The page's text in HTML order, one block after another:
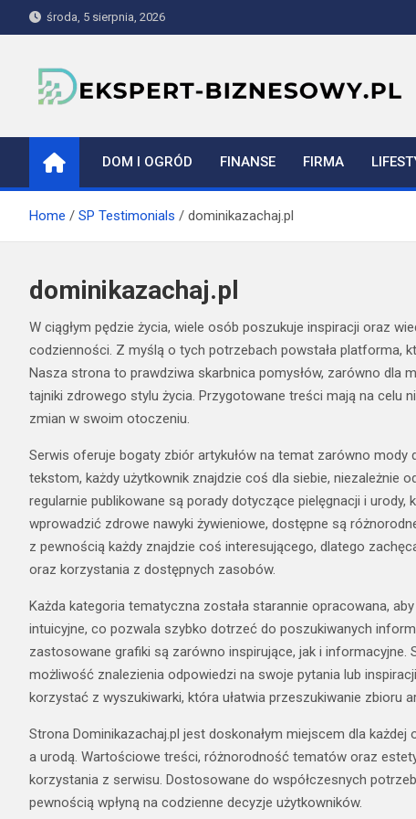
to
środa, 5 sierpnia, 2026
ekspert-biznesowy.pl
DOM I OGRÓD FINANSE FIRMA
Home SP Testimonials dominikazachaj.pl
dominikazachaj.pl
W ciągłym pędzie życia, wiele osób poszukuje inspiracji oraz
codzienności. Z myślą o tych potrzebach powstała platforma,
Nasza strona to prawdziwa skarbnica pomysłów, zarówno dla
tajniki zdrowego stylu życia. Przygotowane treści mają na celu
zmian w swoim otoczeniu.
Serwis oferuje bogaty zbiór artykułów na temat zarówno mody
tekstom, każdy użytkownik znajdzie coś dla siebie, niezależnie
regularnie publikowane są porady dotyczące pielęgnacji i
wprowadzić zdrowe nawyki żywieniowe, dostępne są
z pewnością każdy znajdzie coś interesującego, dlatego
oraz korzystania z dostępnych zasobów.
Każda kategoria tematyczna została starannie opracowana,
intuicyjne, co pozwala szybko dotrzeć do poszukiwanych
zastosowane grafiki są zarówno inspirujące, jak i
możliwość znalezienia odpowiedzi na swoje pytania lub
korzystać z wyszukiwarki, która ułatwia przeszukiwanie zbioru
Strona Dominikazachaj.pl jest doskonałym miejscem dla
a urodą. Wartościowe treści, różnorodność tematów oraz
korzystania z serwisu. Dostosowane do współczesnych
pewnością wpłyną na codzienne decyzje użytkowników.